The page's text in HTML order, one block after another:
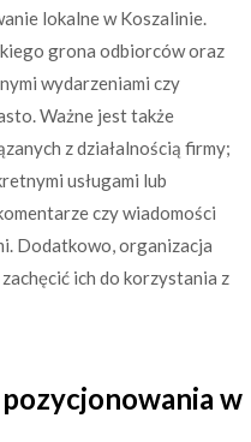
lokalne w Koszalinie.
grona odbiorców oraz
wydarzeniami czy
Ważne jest także
z działalnością firmy;
usługami lub
czy wiadomości
Dodatkowo, organizacja
ich do korzystania z
w